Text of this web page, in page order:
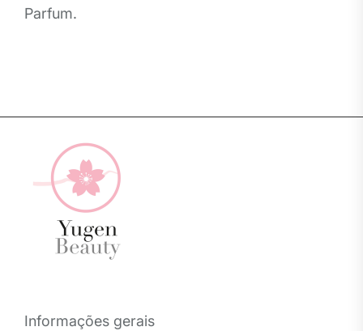
Parfum.
Informações gerais